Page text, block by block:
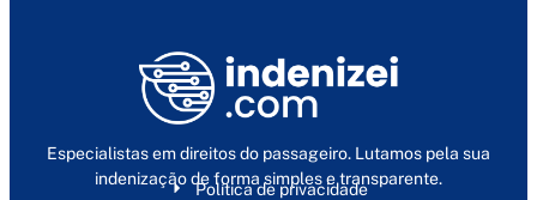
Especialistas em direitos do passageiro. Lutamos pela sua
indenização de forma simples e transparente.
Política de privacidade